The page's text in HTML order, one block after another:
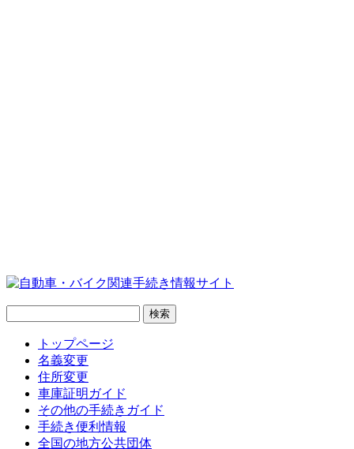
トップページ
名義変更
住所変更
車庫証明ガイド
その他の手続きガイド
手続き便利情報
全国の地方公共団体